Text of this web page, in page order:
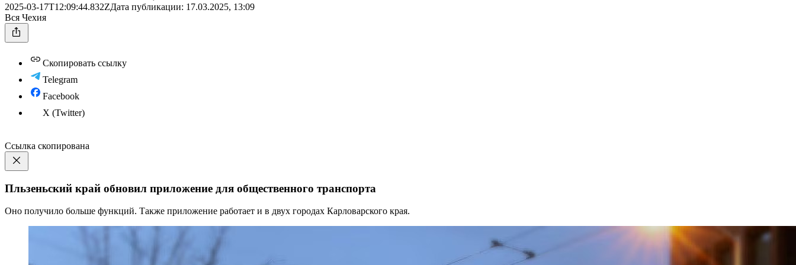
2025-03-17T12:09:44.832ZДата публикации: 17.03.2025, 13:09
Вся Чехия
Скопировать ссылку
Telegram
Facebook
X (Twitter)
Ссылка скопирована
Пльзеньский край обновил приложение для общественного транспорта
Оно получило больше функций. Также приложение работает и в двух городах Карловарского края.